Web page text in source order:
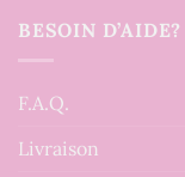
BESOIN D’AIDE?
F.A.Q.
Livraison